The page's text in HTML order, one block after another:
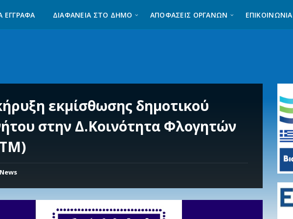
ΈΓΓΡΑΦΑ ΔΙΑΦΆΝΕΙΑ ΣΤΟ ΔΉΜΟ ΑΠΟΦΑΣΕΙΣ ΟΡΓΑΝΩΝ ΕΠΙΚΟΙΝΩΝΊΑ
εκμίσθωσης δημοτικού
στην Δ.Κοινότητα Φλογητών
News